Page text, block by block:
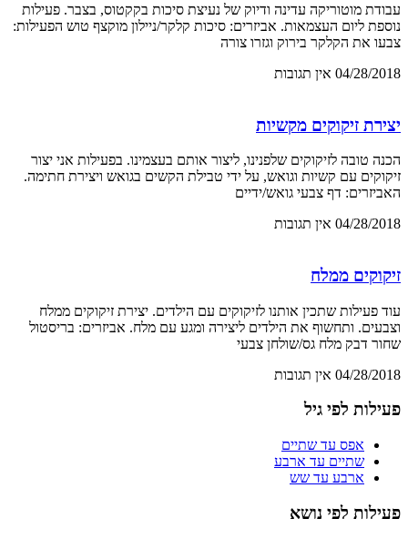
עבודת מוטוריקה עדינה ודיוק של נעיצת סיכות בקקטוס, בצבר. פעילות
נוספת ליום העצמאות. אביזרים: סיכות קלקר/ניילון מוקצף טוש הפעילות:
צבעו את הקלקר בירוק וגזרו צורה
04/28/2018 אין תגובות
יצירת זיקוקים מקשיות
הכנה טובה לזיקוקים שלפנינו, ליצור אותם בעצמינו. בפעילות אני יצור
זיקוקים עם קשיות וגואש, על ידי טבילת הקשים בגואש ויצירת חתימה.
האביזרים: דף צבעי גואש/ידיים
04/28/2018 אין תגובות
זיקוקים ממלח
עוד פעילות שתכין אותנו לזיקוקים עם הילדים. יצירת זיקוקים ממלח
וצבעים. ותחשוף את הילדים ליצירה ומגע עם מלח. אביזרים: בריסטול
שחור דבק מלח גס/שולחן צבעי
04/28/2018 אין תגובות
פעילות לפי גיל
אפס עד שתיים
שתיים עד ארבע
ארבע עד שש
פעילות לפי נושא